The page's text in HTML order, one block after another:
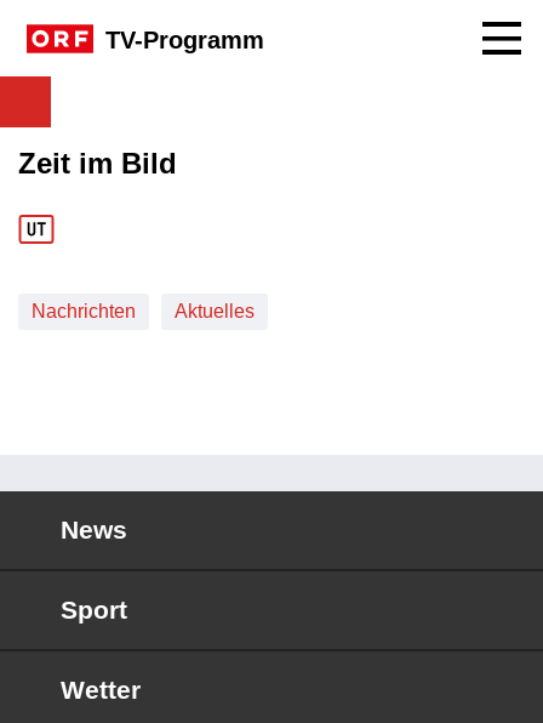
TV-Programm
Zeit im Bild
Nachrichten Aktuelles
News
Sport
Wetter